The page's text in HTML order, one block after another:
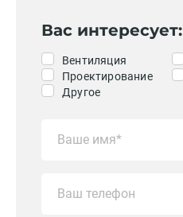
Вас интересует:
Вентиляция
Проектирование
Другое